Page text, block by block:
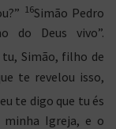
16Simão Pedro
do Deus vivo”.
tu, Simão, filho de
te revelou isso,
te digo que tu és
minha Igreja, e o